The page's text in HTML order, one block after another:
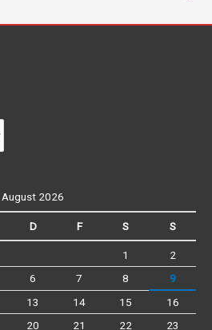
August 2026
D F S S
1
2
6 7 8
9
13 14 15
16
20 21 22
23